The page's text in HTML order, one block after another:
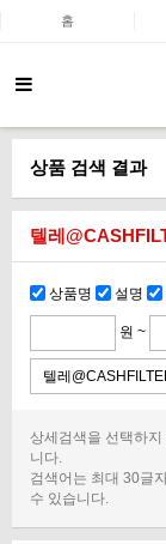
홈
상품 검색 결과
텔레
상품명 설명
원 ~
상세검색을 선택하
니다.
검색어는 최대 30글
수 있습니다.